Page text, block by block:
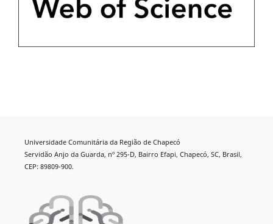
Universidade Comunitária da Região de Chapecó
Servidão Anjo da Guarda, nº 295-D, Bairro Efapi, Chapecó, SC, Brasil,
CEP: 89809-900.